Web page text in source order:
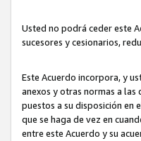
Usted no podrá ceder este
sucesores y cesionarios,
Este Acuerdo incorpora, y
anexos y otras normas a
puestos a su disposición en
que se haga de vez en
entre este Acuerdo y su